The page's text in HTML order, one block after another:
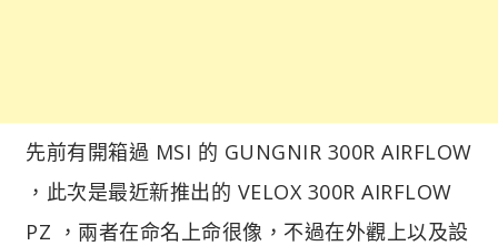
先前有開箱過 MSI 的 GUNGNIR 300R AIRFLOW
，此次是最近新推出的 VELOX 300R AIRFLOW
PZ ，兩者在命名上命很像，不過在外觀上以及設